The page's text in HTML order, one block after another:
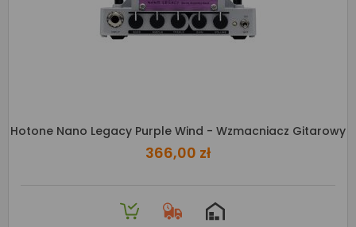
Hotone Nano Legacy Purple Wind - Wzmacniacz Gitarowy
366,00 zł